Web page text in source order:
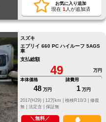
お気に入り追加
現在 1 人が追加済
スズキ
エブリイ 660 PC ハイルーフ 5AGS
車
支払総額
49
万円
本体価格
48 万円
諸費用
1 万円
修復
無 | 法定含 | 保証無
＼無料／